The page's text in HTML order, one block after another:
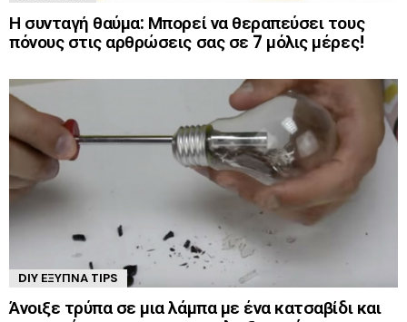
Η συνταγή θαύμα: Μπορεί να θεραπεύσει τους
πόνους στις αρθρώσεις σας σε 7 μόλις μέρες!
DIY ΈΞΥΠΝΑ TIPS
Άνοιξε τρύπα σε μια λάμπα με ένα κατσαβίδι και